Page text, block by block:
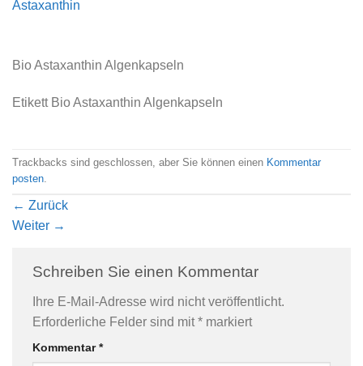
Astaxanthin
Bio Asta­x­an­thin Algenkapseln
Eti­kett Bio Asta­x­an­thin Algenkapseln
Trackbacks sind geschlossen, aber Sie können einen Kommentar
posten.
← Zurück
Weiter →
Schreiben Sie einen Kommentar
Ihre E-Mail-Adresse wird nicht veröffentlicht.
Erforderliche Felder sind mit* markiert
Kommentar*